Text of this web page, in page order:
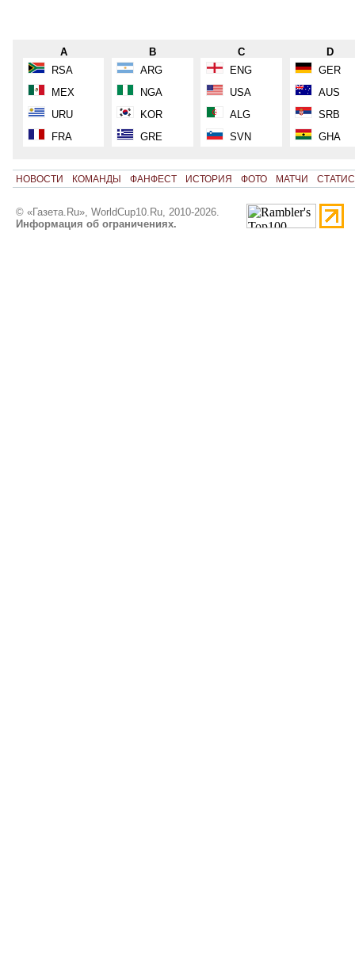
A
RSA
MEX
URU
FRA
B
ARG
NGA
KOR
GRE
C
ENG
USA
ALG
SVN
D
GER
AUS
SRB
GHA
НОВОСТИ КОМАНДЫ ФАНФЕСТ ИСТОРИЯ ФОТО МАТЧИ
© «Газета.Ru», WorldCup10.Ru, 2010-2026.
Информация об ограничениях.